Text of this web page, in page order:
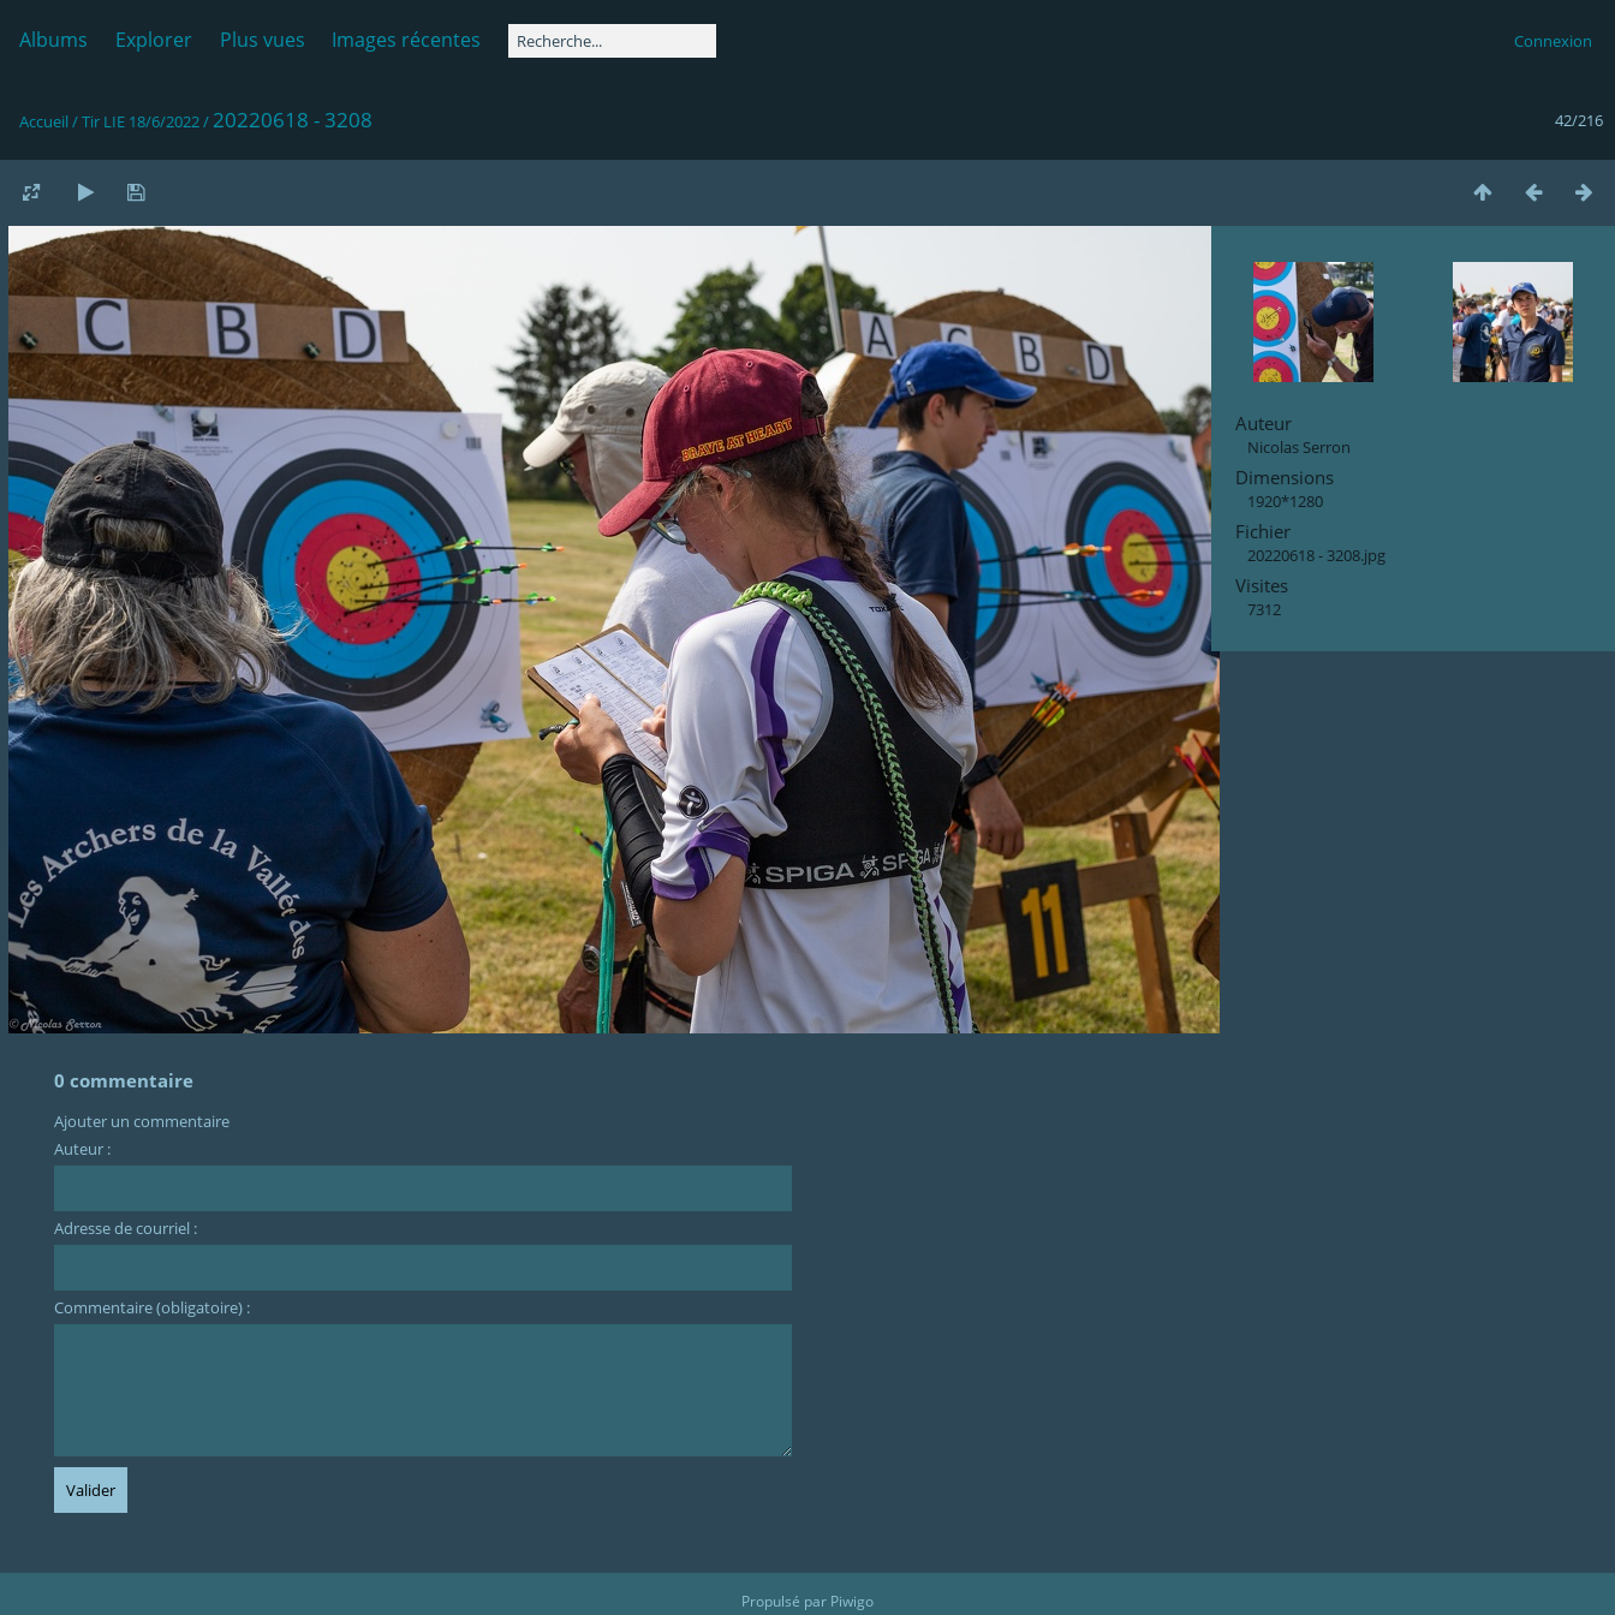
Albums Explorer Plus vues Images récentes Connexion
42/216
Accueil /Tir LIE 18/6/2022/ 20220618 - 3208
Auteur
Nicolas Serron
Dimensions
1920*1280
Fichier
20220618 - 3208.jpg
Visites
7312
0 commentaire
Ajouter un commentaire
Auteur :
Adresse de courriel :
Commentaire (obligatoire) :
Propulsé par Piwigo